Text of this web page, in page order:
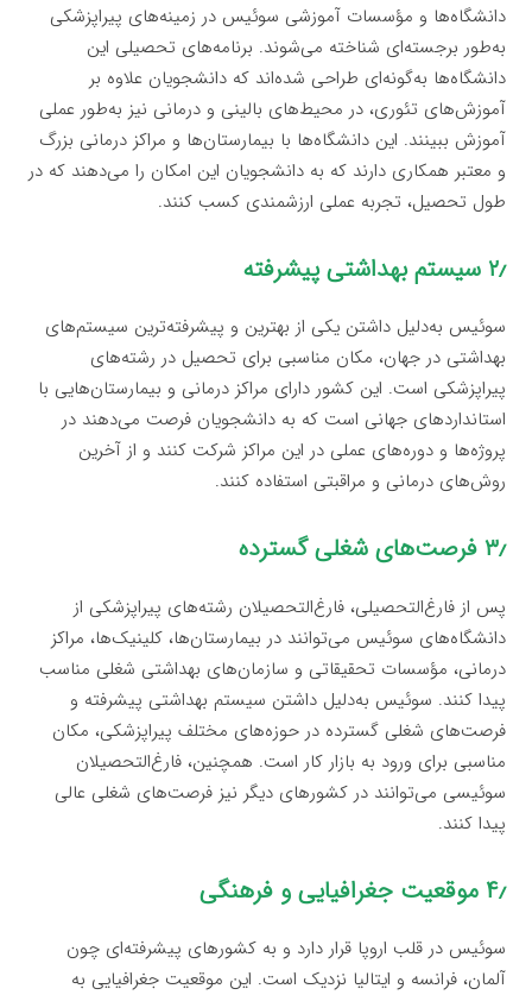
دانشگاه‌ها و مؤسسات آموزشی سوئیس در زمینه‌های پیراپزشکی
به‌طور برجسته‌ای شناخته می‌شوند. برنامه‌های تحصیلی این
دانشگاه‌ها به‌گونه‌ای طراحی شده‌اند که دانشجویان علاوه بر
آموزش‌های تئوری، در محیط‌های بالینی و درمانی نیز به‌طور عملی
آموزش ببینند. این دانشگاه‌ها با بیمارستان‌ها و مراکز درمانی بزرگ
و معتبر همکاری دارند که به دانشجویان این امکان را می‌دهند که در
طول تحصیل، تجربه عملی ارزشمندی کسب کنند.
۲٫ سیستم بهداشتی پیشرفته
سوئیس به‌دلیل داشتن یکی از بهترین و پیشرفته‌ترین سیستم‌های
بهداشتی در جهان، مکان مناسبی برای تحصیل در رشته‌های
پیراپزشکی است. این کشور دارای مراکز درمانی و بیمارستان‌هایی با
استانداردهای جهانی است که به دانشجویان فرصت می‌دهند در
پروژه‌ها و دوره‌های عملی در این مراکز شرکت کنند و از آخرین
روش‌های درمانی و مراقبتی استفاده کنند.
۳٫ فرصت‌های شغلی گسترده
پس از فارغ‌التحصیلی، فارغ‌التحصیلان رشته‌های پیراپزشکی از
دانشگاه‌های سوئیس می‌توانند در بیمارستان‌ها، کلینیک‌ها، مراکز
درمانی، مؤسسات تحقیقاتی و سازمان‌های بهداشتی شغلی مناسب
پیدا کنند. سوئیس به‌دلیل داشتن سیستم بهداشتی پیشرفته و
فرصت‌های شغلی گسترده در حوزه‌های مختلف پیراپزشکی، مکان
مناسبی برای ورود به بازار کار است. همچنین، فارغ‌التحصیلان
سوئیسی می‌توانند در کشورهای دیگر نیز فرصت‌های شغلی عالی
پیدا کنند.
۴٫ موقعیت جغرافیایی و فرهنگی
سوئیس در قلب اروپا قرار دارد و به کشورهای پیشرفته‌ای چون
آلمان، فرانسه و ایتالیا نزدیک است. این موقعیت جغرافیایی به